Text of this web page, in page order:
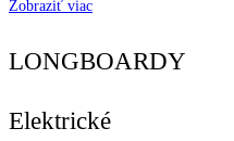
Zobraziť viac
LONGBOARDY
Elektrické